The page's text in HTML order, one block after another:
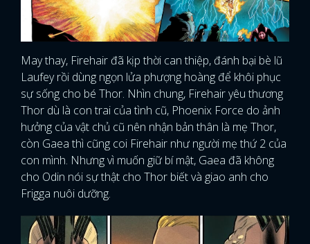
May thay, Firehair đã kịp thời can thiệp, đánh bại bè lũ
Laufey rồi dùng ngọn lửa phượng hoàng để khôi phục
sự sống cho bé Thor. Nhìn chung, Firehair yêu thương
Thor dù là con trai của tình cũ, Phoenix Force do ảnh
hưởng của vật chủ cũ nên nhận bản thân là mẹ Thor,
còn Gaea thì cũng coi Firehair như người mẹ thứ 2 của
con mình. Nhưng vì muốn giữ bí mật, Gaea đã không
cho Odin nói sự thật cho Thor biết và giao anh cho
Frigga nuôi dưỡng.